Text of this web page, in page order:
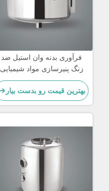
فرآوری بدنه وان استیل ضد
زنگ پنیرسازی مواد شیمیایی
فشار پایین
بهترین قیمت رو بدست بیار